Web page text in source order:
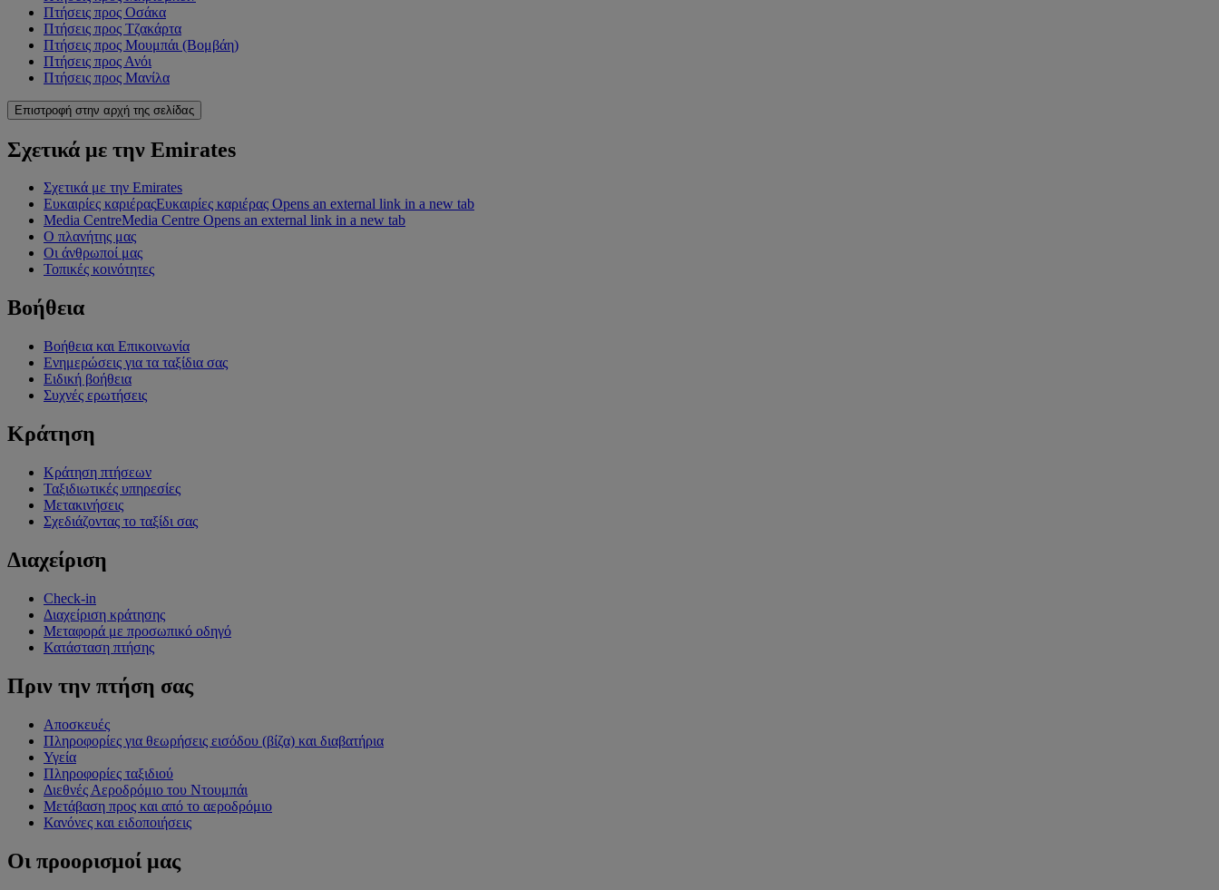
Πτήσεις προς Οσάκα
Πτήσεις προς Τζακάρτα
Πτήσεις προς Μουμπάι (Βομβάη)
Πτήσεις προς Ανόι
Πτήσεις προς Μανίλα
Επιστροφή στην αρχή της σελίδας
Σχετικά με την Emirates
Σχετικά με την Emirates
Ευκαιρίες καριέραςΕυκαιρίες καριέρας Opens an external link in a new tab
Media CentreMedia Centre Opens an external link in a new tab
Ο πλανήτης μας
Οι άνθρωποί μας
Τοπικές κοινότητες
Βοήθεια
Βοήθεια και Επικοινωνία
Ενημερώσεις για τα ταξίδια σας
Ειδική βοήθεια
Συχνές ερωτήσεις
Κράτηση
Κράτηση πτήσεων
Ταξιδιωτικές υπηρεσίες
Μετακινήσεις
Σχεδιάζοντας το ταξίδι σας
Διαχείριση
Check-in
Διαχείριση κράτησης
Μεταφορά με προσωπικό οδηγό
Κατάσταση πτήσης
Πριν την πτήση σας
Αποσκευές
Πληροφορίες για θεωρήσεις εισόδου (βίζα) και διαβατήρια
Υγεία
Πληροφορίες ταξιδιού
Διεθνές Αεροδρόμιο του Ντουμπάι
Μετάβαση προς και από το αεροδρόμιο
Κανόνες και ειδοποιήσεις
Οι προορισμοί μας